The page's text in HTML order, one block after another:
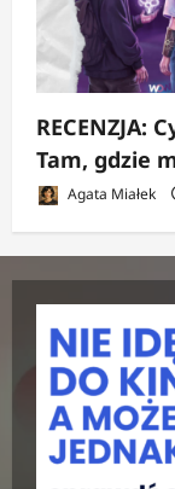
RECENZJA:
Tam, gdzie
Agata Miałek